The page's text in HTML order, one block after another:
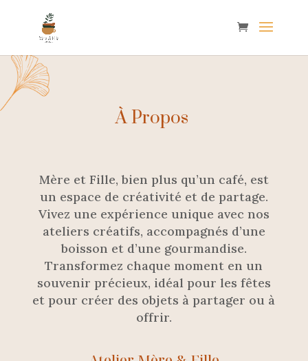
À Propos
Mère et Fille, bien plus qu’un café, est
un espace de créativité et de partage.
Vivez une expérience unique avec nos
ateliers créatifs, accompagnés d’une
boisson et d’une gourmandise.
Transformez chaque moment en un
souvenir précieux, idéal pour les fêtes
et pour créer des objets à partager ou à
offrir.